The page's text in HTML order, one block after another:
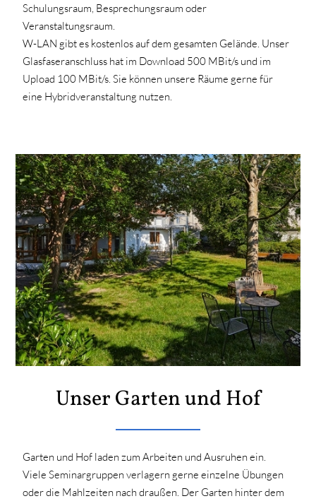
Schulungsraum, Besprechungsraum oder
Veranstaltungsraum.
W-LAN gibt es kostenlos auf dem gesamten Gelände. Unser
Glasfaseranschluss hat im Download 500 MBit/s und im
Upload 100 MBit/s. Sie können unsere Räume gerne für
eine Hybridveranstaltung nutzen.
Unser Garten und Hof
Garten und Hof laden zum Arbeiten und Ausruhen ein.
Viele Seminargruppen verlagern gerne einzelne Übungen
oder die Mahlzeiten nach draußen. Der Garten hinter dem